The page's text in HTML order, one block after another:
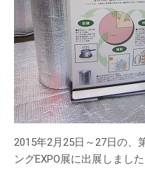
2015年2月25日～27日の、
ングEXPO展に出展しました